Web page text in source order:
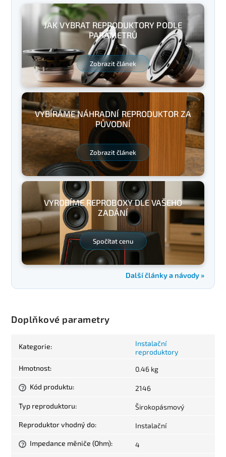
JAK VYBRAT REPRODUKTORY PODLE
PARAMETRŮ
Zobrazit článek
VYBÍRÁME NÁHRADNÍ REPRODUKTOR ZA
PŮVODNÍ
Zobrazit článek
VYROBÍME REPROBOXY DLE VAŠEHO
ZADÁNÍ
Spočítat cenu
Další články a návody »
Doplňkové parametry
Kategorie:
Instalační
reproduktory
Hmotnost: 0.46 kg
? Kód produktu: 2146
Typ reproduktoru: Širokopásmový
Reproduktor vhodný do: Instalační
? Impedance měniče (Ohm): 4